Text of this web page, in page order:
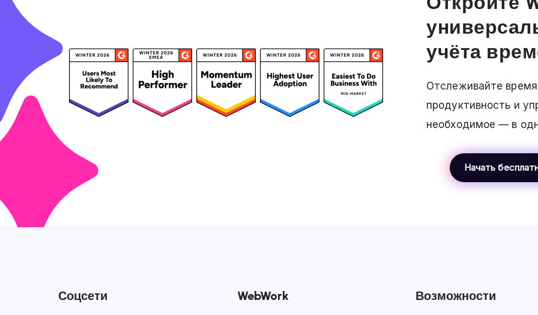
учёта
Отслеживайте
продуктивность и
необходимое — в
Начать
Соцсети WebWork Возможности